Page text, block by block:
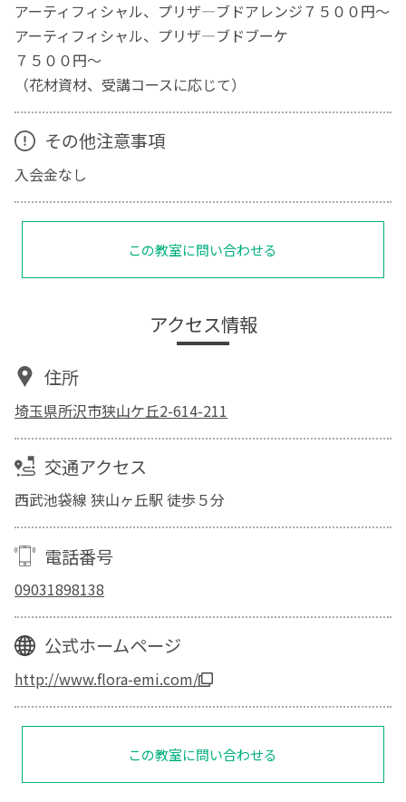
アーティフィシャル、プリザ―ブドアレンジ７５００円～
アーティフィシャル、プリザ―ブドブーケ
７５００円～
（花材資材、受講コースに応じて）
その他注意事項
入会金なし
この教室に問い合わせる
アクセス情報
住所
埼玉県所沢市狭山ケ丘2-614-211
交通アクセス
西武池袋線 狭山ヶ丘駅 徒歩５分
電話番号
09031898138
公式ホームページ
http://www.flora-emi.com/
この教室に問い合わせる